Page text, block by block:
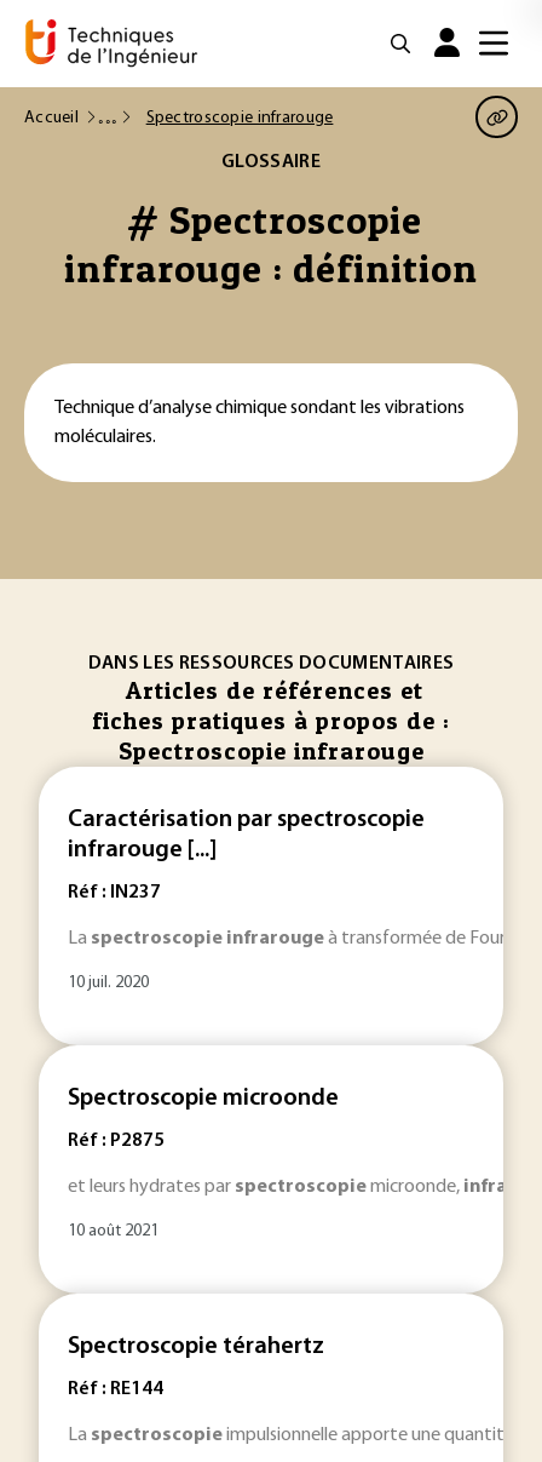
Accueil Spectroscopie infrarouge
GLOSSAIRE
# Spectroscopie
infrarouge : définition
Technique d’analyse chimique sondant les vibrations
moléculaires.
DANS LES RESSOURCES DOCUMENTAIRES
Articles de références et
fiches pratiques à propos de :
Spectroscopie infrarouge
Caractérisation par spectroscopie
infrarouge [...]
Réf : IN237
La spectroscopie infrarougeà transformée de Fourier
10 juil. 2020
Spectroscopie microonde
Réf : P2875
et leurs hydrates par spectroscopiemicroonde,
10 août 2021
Spectroscopie térahertz
Réf : RE144
La spectroscopieimpulsionnelle apporte une quantité